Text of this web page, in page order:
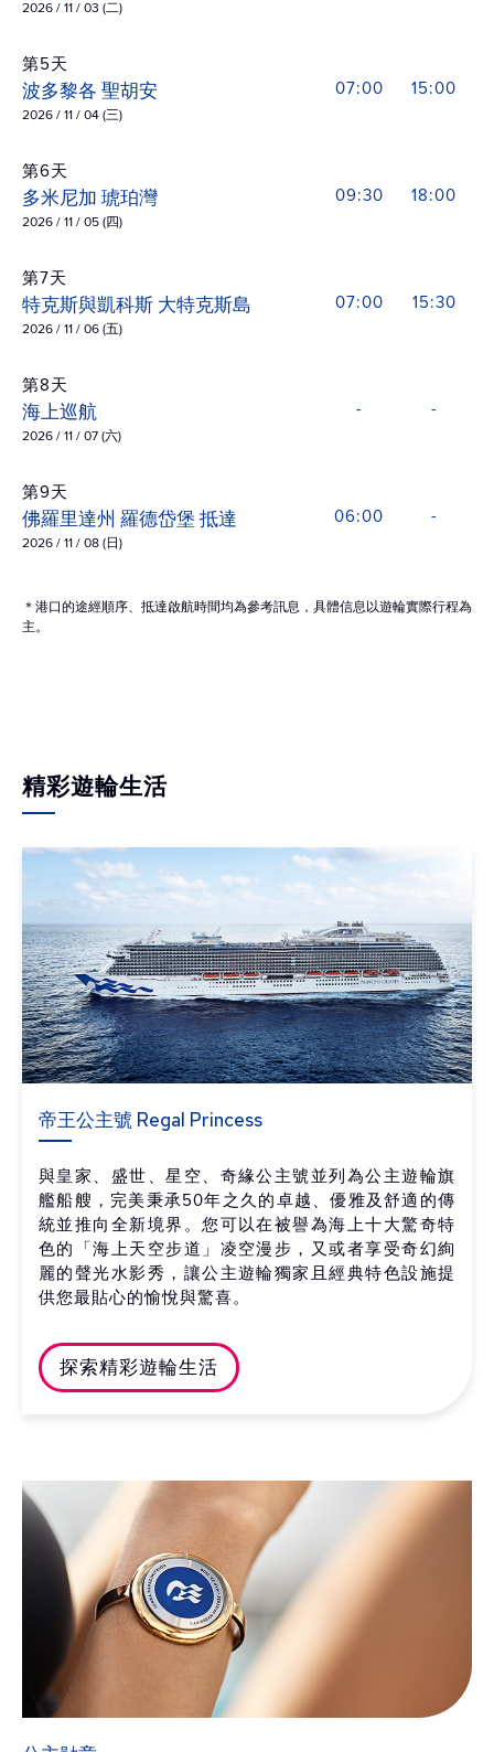
2026 / 11 / 03 (二)
第5天
波多黎各 聖胡安
2026 / 11 / 04 (三)
07:00 15:00
第6天
多米尼加 琥珀灣
2026 / 11 / 05 (四)
09:30 18:00
第7天
特克斯與凱科斯 大特克斯島
2026 / 11 / 06 (五)
07:00 15:30
第8天
海上巡航
2026 / 11 / 07 (六)
- -
第9天
佛羅里達州 羅德岱堡 抵達
2026 / 11 / 08 (日)
06:00 -
＊港口的途經順序、抵達啟航時間均為參考訊息，具體信息以遊輪實際行程為
主。
精彩遊輪生活
帝王公主號 Regal Princess
與皇家、盛世、星空、奇緣公主號並列為公主遊輪旗
艦船艘，完美秉承50年之久的卓越、優雅及舒適的傳
統並推向全新境界。您可以在被譽為海上十大驚奇特
色的「海上天空步道」凌空漫步，又或者享受奇幻絢
麗的聲光水影秀，讓公主遊輪獨家且經典特色設施提
供您最貼心的愉悅與驚喜。
探索精彩遊輪生活